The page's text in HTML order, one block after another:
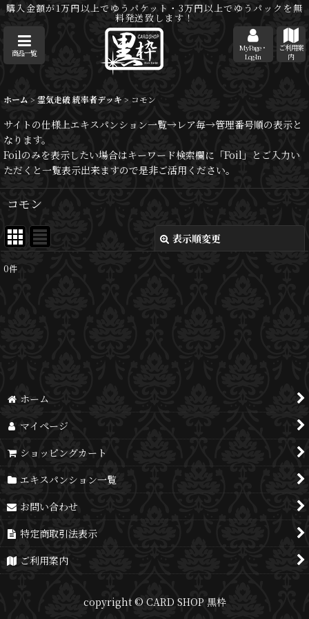
購入金額が1万円以上でゆうパケット・3万円以上でゆうパックを無
料発送致します！
商品一覧
MyPage・
Log-In
ご利用案
内
ホーム > 霊気走破 統率者デッキ > コモン
サイトの仕様上エキスパンション一覧→レア毎→管理番号順の表示と
なります。
Foilのみを表示したい場合はキーワード検索欄に「Foil」とご入力い
ただくと一覧表示出来ますので是非ご活用ください。
コモン
表示順変更
表示数
0件
ホーム
マイページ
ショッピングカート
エキスパンション一覧
お問い合わせ
特定商取引法表示
ご利用案内
copyright © CARD SHOP 黒枠